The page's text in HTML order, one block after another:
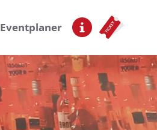
Eventplaner